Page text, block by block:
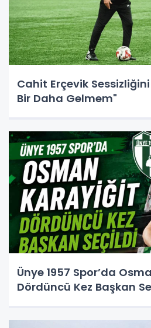
Cahit Erçevik
Bir Daha Gelmem"
Ünye 1957 Spor’da
Dördüncü Kez Başkan